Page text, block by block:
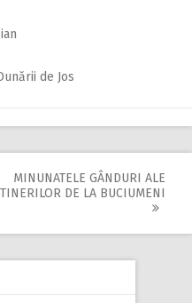
de Jos
MINUNATELE GÂNDURI ALE
TINERILOR DE LA BUCIUMENI